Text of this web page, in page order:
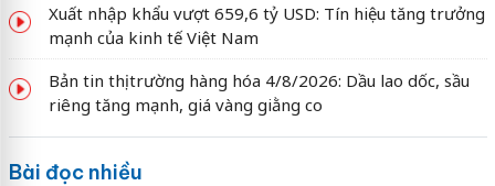
Xuất nhập khẩu vượt 659,6 tỷ USD: Tín hiệu tăng trưởng
mạnh của kinh tế Việt Nam
Bản tin thị trường hàng hóa 4/8/2026: Dầu lao dốc, sầu
riêng tăng mạnh, giá vàng giằng co
Bài đọc nhiều